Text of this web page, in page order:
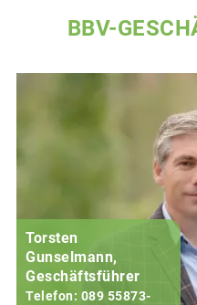
BBV-
Torsten
Gunselmann,
Geschäftsführer
Telefon: 089 55873-